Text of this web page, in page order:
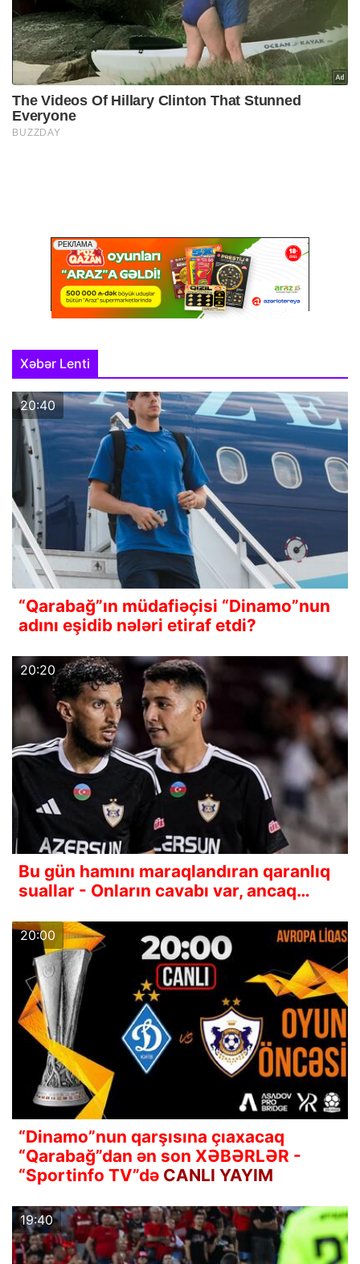
Xəbər Lenti
20:40
“Qarabağ”ın müdafiəçisi “Dinamo”nun
adını eşidib nələri etiraf etdi?
20:20
Bu gün hamını maraqlandıran qaranlıq
suallar - Onların cavabı var, ancaq…
20:00
“Dinamo”nun qarşısına çıaxacaq
“Qarabağ”dan ən son XƏBƏRLƏR -
“Sportinfo TV”də CANLI YAYIM
19:40